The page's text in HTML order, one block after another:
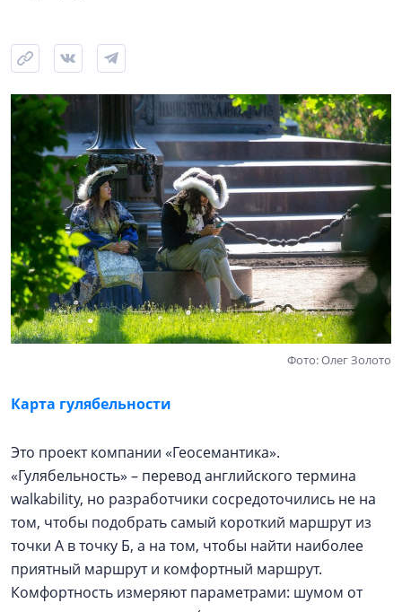
Фото: Олег Золото
Карта гулябельности
Это проект компании «Геосемантика».
«Гулябельность» – перевод английского термина
walkability, но разработчики сосредоточились не на
том, чтобы подобрать самый короткий маршрут из
точки А в точку Б, а на том, чтобы найти наиболее
приятный маршрут и комфортный маршрут.
Комфортность измеряют параметрами: шумом от